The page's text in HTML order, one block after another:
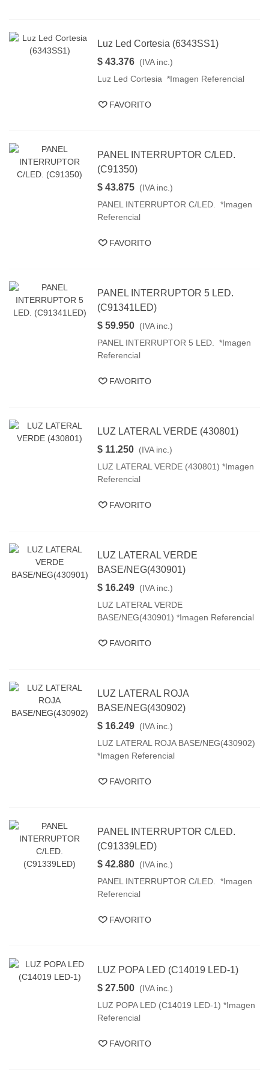
Luz Led Cortesia (6343SS1)
$ 43.376 (IVA inc.)
Luz Led Cortesia *Imagen Referencial
FAVORITO
PANEL INTERRUPTOR C/LED.
(C91350)
$ 43.875 (IVA inc.)
PANEL INTERRUPTOR C/LED. *Imagen
Referencial
FAVORITO
PANEL INTERRUPTOR 5 LED.
(C91341LED)
$ 59.950 (IVA inc.)
PANEL INTERRUPTOR 5 LED. *Imagen
Referencial
FAVORITO
LUZ LATERAL VERDE (430801)
$ 11.250 (IVA inc.)
LUZ LATERAL VERDE (430801) *Imagen
Referencial
FAVORITO
LUZ LATERAL VERDE
BASE/NEG(430901)
$ 16.249 (IVA inc.)
LUZ LATERAL VERDE
BASE/NEG(430901) *Imagen Referencial
FAVORITO
LUZ LATERAL ROJA
BASE/NEG(430902)
$ 16.249 (IVA inc.)
LUZ LATERAL ROJA BASE/NEG(430902)
*Imagen Referencial
FAVORITO
PANEL INTERRUPTOR C/LED.
(C91339LED)
$ 42.880 (IVA inc.)
PANEL INTERRUPTOR C/LED. *Imagen
Referencial
FAVORITO
LUZ POPA LED (C14019 LED-1)
$ 27.500 (IVA inc.)
LUZ POPA LED (C14019 LED-1) *Imagen
Referencial
FAVORITO